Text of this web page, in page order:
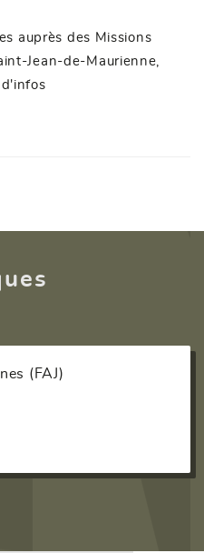
auprès des Missions
Jean-de-Maurienne,
d'infos
(FAJ)